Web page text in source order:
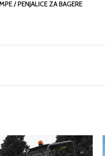
/ PENJALICE ZA BAGERE